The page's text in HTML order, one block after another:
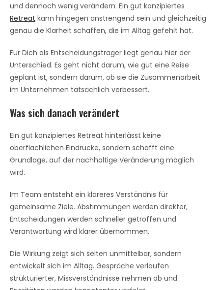
und dennoch wenig verändern. Ein gut konzipiertes
Retreat kann hingegen anstrengend sein und gleichzeitig
genau die Klarheit schaffen, die im Alltag gefehlt hat.
Für Dich als Entscheidungsträger liegt genau hier der
Unterschied. Es geht nicht darum, wie gut eine Reise
geplant ist, sondern darum, ob sie die Zusammenarbeit
im Unternehmen tatsächlich verbessert.
Was sich danach verändert
Ein gut konzipiertes Retreat hinterlässt keine
oberflächlichen Eindrücke, sondern schafft eine
Grundlage, auf der nachhaltige Veränderung möglich
wird.
Im Team entsteht ein klareres Verständnis für
gemeinsame Ziele. Abstimmungen werden direkter,
Entscheidungen werden schneller getroffen und
Verantwortung wird klarer übernommen.
Die Wirkung zeigt sich selten unmittelbar, sondern
entwickelt sich im Alltag. Gespräche verlaufen
strukturierter, Missverständnisse nehmen ab und